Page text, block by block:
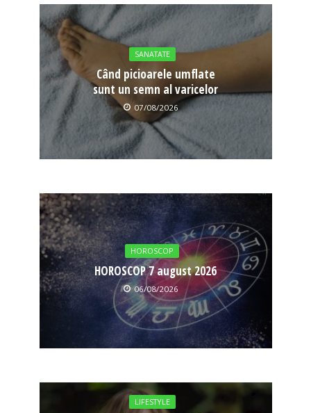
SANATATE
Când picioarele umflate
sunt un semn al varicelor
07/08/2026
HOROSCOP
HOROSCOP 7 august 2026
06/08/2026
LIFESTYLE